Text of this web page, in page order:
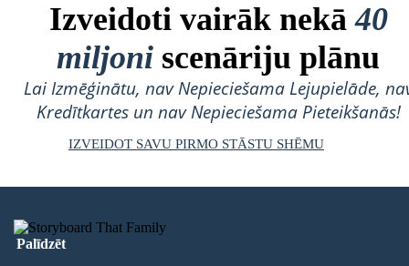
Izveidoti vairāk nekā40
miljoni scenāriju plānu
Lai Izmēģinātu, nav Nepieciešama Lejupielāde,
Kredītkartes un nav Nepieciešama Pieteikšanās!
IZVEIDOT SAVU PIRMO STĀSTU SHĒMU
Palīdzēt